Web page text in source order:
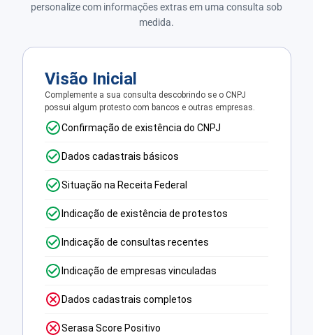
personalize com informações extras em uma consulta sob
medida.
Visão Inicial
Complemente a sua consulta descobrindo se o CNPJ
possui algum protesto com bancos e outras empresas.
Confirmação de existência do CNPJ
Dados cadastrais básicos
Situação na Receita Federal
Indicação de existência de protestos
Indicação de consultas recentes
Indicação de empresas vinculadas
Dados cadastrais completos
Serasa Score Positivo